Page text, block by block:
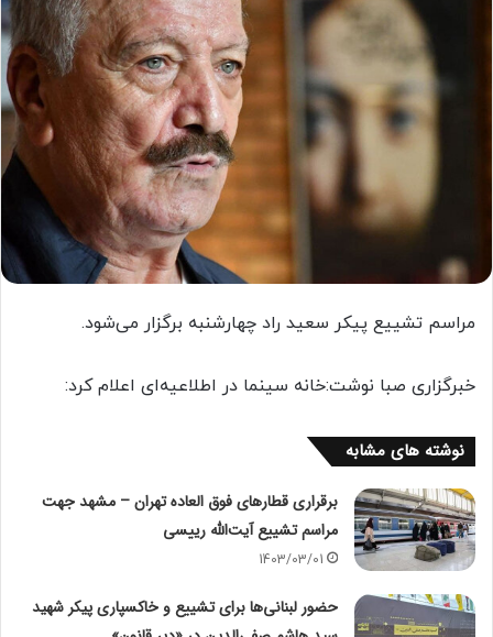
مراسم تشییع پیکر سعید راد چهارشنبه برگزار می‌شود.
خبرگزاری صبا نوشت:خانه سینما در اطلاعیه‌ای اعلام کرد:
نوشته های مشابه
برقراری قطار‌های فوق العاده تهران – مشهد جهت
مراسم تشییع آیت‌الله رییسی
1403/03/01
حضور لبنانی‌ها برای تشییع و خاکسپاری پیکر شهید